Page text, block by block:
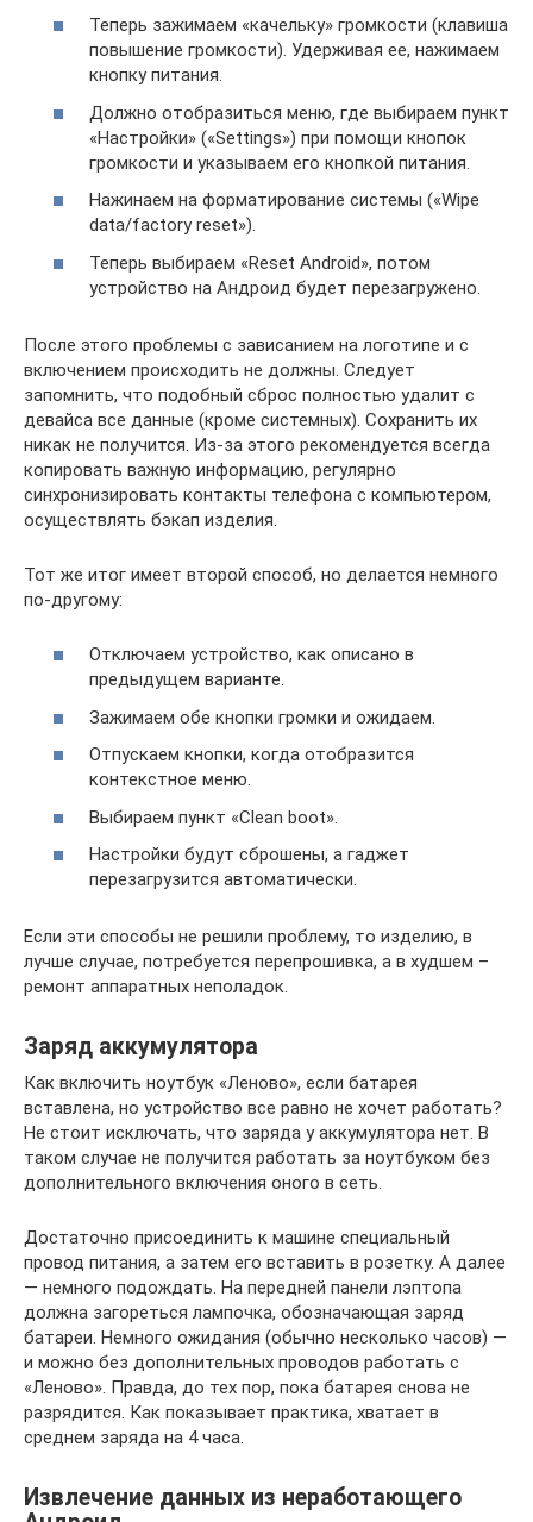
Теперь зажимаем «качельку» громкости (клавиша
повышение громкости). Удерживая ее, нажимаем
кнопку питания.
Должно отобразиться меню, где выбираем пункт
«Настройки» («Settings») при помощи кнопок
громкости и указываем его кнопкой питания.
Нажинаем на форматирование системы («Wipe
data/factory reset»).
Теперь выбираем «Reset Android», потом
устройство на Андроид будет перезагружено.
После этого проблемы с зависанием на логотипе и с
включением происходить не должны. Следует
запомнить, что подобный сброс полностью удалит с
девайса все данные (кроме системных). Сохранить их
никак не получится. Из-за этого рекомендуется всегда
копировать важную информацию, регулярно
синхронизировать контакты телефона с компьютером,
осуществлять бэкап изделия.
Тот же итог имеет второй способ, но делается немного
по-другому:
Отключаем устройство, как описано в
предыдущем варианте.
Зажимаем обе кнопки громки и ожидаем.
Отпускаем кнопки, когда отобразится
контекстное меню.
Выбираем пункт «Clean boot».
Настройки будут сброшены, а гаджет
перезагрузится автоматически.
Если эти способы не решили проблему, то изделию, в
лучше случае, потребуется перепрошивка, а в худшем –
ремонт аппаратных неполадок.
Заряд аккумулятора
Как включить ноутбук «Леново», если батарея
вставлена, но устройство все равно не хочет работать?
Не стоит исключать, что заряда у аккумулятора нет. В
таком случае не получится работать за ноутбуком без
дополнительного включения оного в сеть.
Достаточно присоединить к машине специальный
провод питания, а затем его вставить в розетку. А далее
— немного подождать. На передней панели лэптопа
должна загореться лампочка, обозначающая заряд
батареи. Немного ожидания (обычно несколько часов) —
и можно без дополнительных проводов работать с
«Леново». Правда, до тех пор, пока батарея снова не
разрядится. Как показывает практика, хватает в
среднем заряда на 4 часа.
Извлечение данных из неработающего